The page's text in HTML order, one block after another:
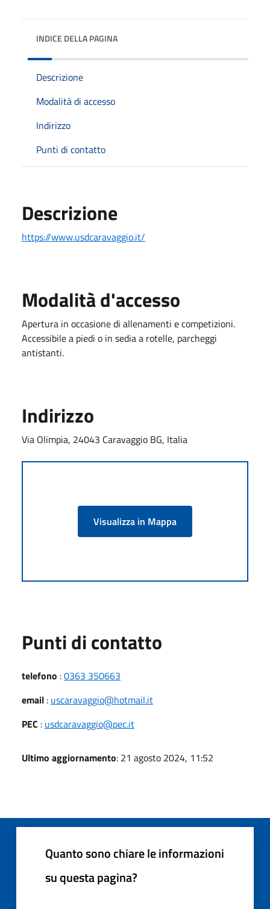
INDICE DELLA PAGINA
Descrizione
Modalità di accesso
Indirizzo
Punti di contatto
Descrizione
https://www.usdcaravaggio.it/
Modalità d'accesso
Apertura in occasione di allenamenti e competizioni.
Accessibile a piedi o in sedia a rotelle, parcheggi
antistanti.
Indirizzo
Via Olimpia, 24043 Caravaggio BG, Italia
Visualizza in Mappa
Punti di contatto
telefono :0363 350663
email : uscaravaggio@hotmail.it
PEC : usdcaravaggio@pec.it
Ultimo aggiornamento: 21 agosto 2024, 11:52
Quanto sono chiare le informazioni
su questa pagina?